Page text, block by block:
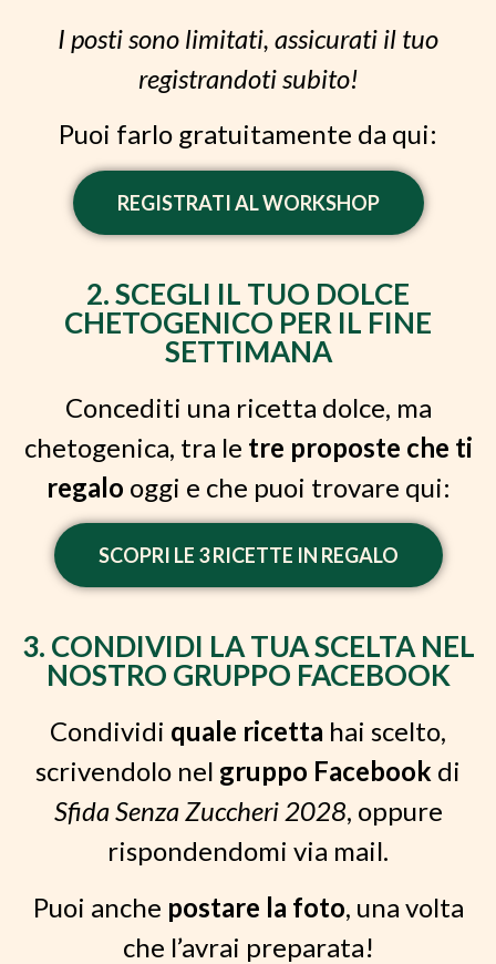
I posti sono limitati, assicurati il tuo
registrandoti subito!
Puoi farlo gratuitamente da qui:
REGISTRATI AL WORKSHOP
2. SCEGLI IL TUO DOLCE
CHETOGENICO PER IL FINE
SETTIMANA
Concediti una ricetta dolce, ma
chetogenica, tra le tre proposte che ti
regalo oggi e che puoi trovare qui:
SCOPRI LE 3 RICETTE IN REGALO
3. CONDIVIDI LA TUA SCELTA NEL
NOSTRO GRUPPO FACEBOOK
Condividi quale ricetta hai scelto,
scrivendolo nel gruppo Facebook di
Sfida Senza Zuccheri 2028, oppure
rispondendomi via mail.
Puoi anche postare la foto, una volta
che l’avrai preparata!